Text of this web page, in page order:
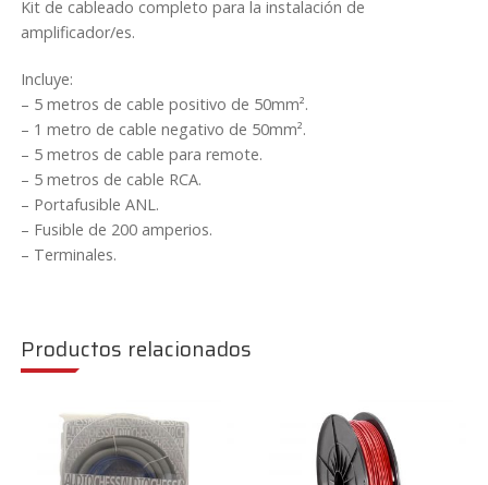
Kit de cableado completo para la instalación de
amplificador/es.
Incluye:
– 5 metros de cable positivo de 50mm².
– 1 metro de cable negativo de 50mm².
– 5 metros de cable para remote.
– 5 metros de cable RCA.
– Portafusible ANL.
– Fusible de 200 amperios.
– Terminales.
Productos relacionados